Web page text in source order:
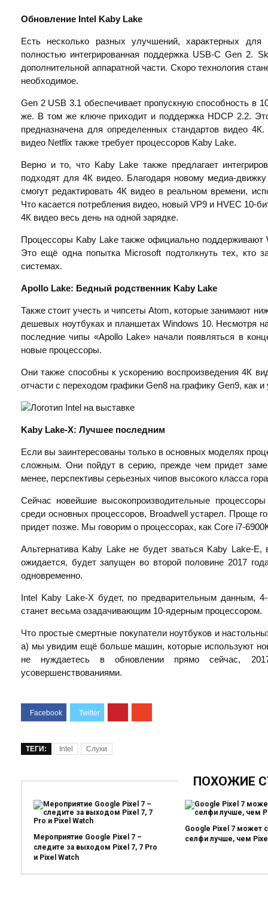
Обновление Intel Kaby Lake
Есть несколько разных улучшений, характерных
полностью интегрированная поддержка USB-C Gen 2.
дополнительной аппаратной части. Скоро технология
необходимое.
Gen 2 USB 3.1 обеспечивает пропускную способность в
же. В том же ключе приходит и поддержка HDCP 2.2.
предназначена для определенных стандартов видео
видео Netflix также требует процессоров Kaby Lake.
Верно и то, что Kaby Lake также предлагает
подходят для 4К видео. Благодаря новому медиа-
смогут редактировать 4К видео в реальном времени,
Что касается потребления видео, новый VP9 и HVEC 10-
4К видео весь день на одной зарядке.
Процессоры Kaby Lake также официально
Это ещё одна попытка Microsoft подтолкнуть тех, кто
системах.
Apollo Lake: Бедный родственник Kaby Lake
Также стоит учесть и чипсеты Atom, которые занимают
дешевых ноутбуках и планшетах Windows 10. Несмотря
последние чипы «Apollo Lake» начали появляться в
новые процессоры.
Они также способны к ускорению воспроизведения 4К
отчасти с переходом графики Gen8 на графику Gen9, как
Kaby Lake-X: Лучшее последним
Если вы заинтересованы только в основных моделях
сложным. Они пойдут в серию, прежде чем придет
менее, перспективы серьезных чипов высокого класса
Сейчас новейшие высокопроизводительные
среди основных процессоров, Broadwell устарел. Проще
придет позже. Мы говорим о процессорах, как Core i7-
Альтернатива Kaby Lake не будет зваться Kaby Lake-
ожидается, будет запущен во второй половине 2017
одновременно.
Intel Kaby Lake-X будет, по предварительным данным,
станет весьма озадачивающим 10-ядерным процессором.
Что простые смертные покупатели ноутбуков и
а) мы увидим ещё больше машин, которые используют
не нуждаетесь в обновлении прямо сейчас,
усовершенствованиями.
ТЕГИ: Intel Слухи
ПОХОЖИЕ
Мероприятие Google Pixel 7 –
следите за выходом Pixel 7, 7 Pro
и Pixel Watch
Google Pixel 7 может
селфи лучше, чем